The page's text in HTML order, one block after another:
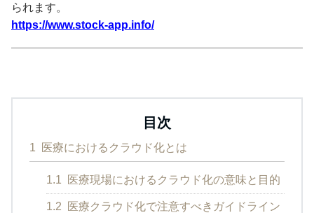
られます。
https://www.stock-app.info/
目次
1 医療におけるクラウド化とは
1.1 医療現場におけるクラウド化の意味と目的
1.2 医療クラウド化で注意すべきガイドライン